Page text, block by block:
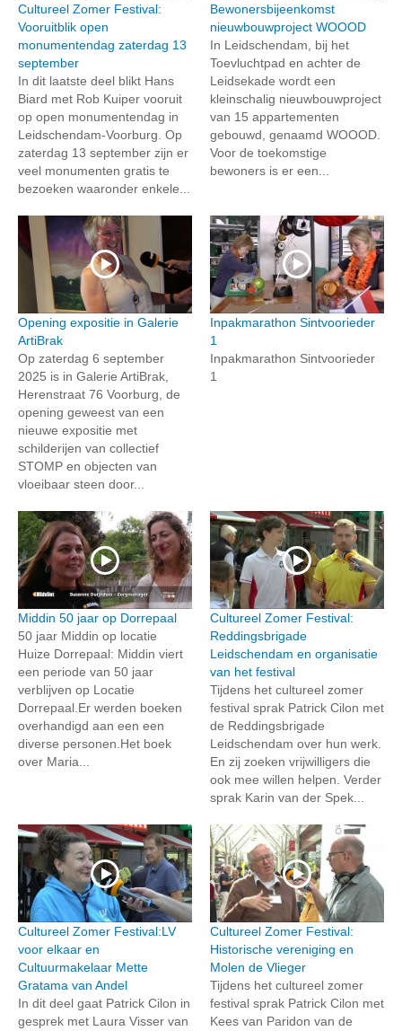
Cultureel Zomer Festival:
Vooruitblik open
monumentendag zaterdag 13
september
In dit laatste deel blikt Hans
Biard met Rob Kuiper vooruit
op open monumentendag in
Leidschendam-Voorburg. Op
zaterdag 13 september zijn er
veel monumenten gratis te
bezoeken waaronder enkele...
Bewonersbijeenkomst
nieuwbouwproject WOOOD
In Leidschendam, bij het
Toevluchtpad en achter de
Leidsekade wordt een
kleinschalig nieuwbouwproject
van 15 appartementen
gebouwd, genaamd WOOOD.
Voor de toekomstige
bewoners is er een...
Opening expositie in Galerie
ArtiBrak
Op zaterdag 6 september
2025 is in Galerie ArtiBrak,
Herenstraat 76 Voorburg, de
opening geweest van een
nieuwe expositie met
schilderijen van collectief
STOMP en objecten van
vloeibaar steen door...
Inpakmarathon Sintvoorieder
1
Inpakmarathon Sintvoorieder
1
Middin 50 jaar op Dorrepaal
50 jaar Middin op locatie
Huize Dorrepaal: Middin viert
een periode van 50 jaar
verblijven op Locatie
Dorrepaal.Er werden boeken
overhandigd aan een een
diverse personen.Het boek
over Maria...
Cultureel Zomer Festival:
Reddingsbrigade
Leidschendam en organisatie
van het festival
Tijdens het cultureel zomer
festival sprak Patrick Cilon met
de Reddingsbrigade
Leidschendam over hun werk.
En zij zoeken vrijwilligers die
ook mee willen helpen. Verder
sprak Karin van der Spek...
Cultureel Zomer Festival:LV
voor elkaar en
Cultuurmakelaar Mette
Gratama van Andel
In dit deel gaat Patrick Cilon in
gesprek met Laura Visser van
Cultureel Zomer Festival:
Historische vereniging en
Molen de Vlieger
Tijdens het cultureel zomer
festival sprak Patrick Cilon met
Kees van Paridon van de